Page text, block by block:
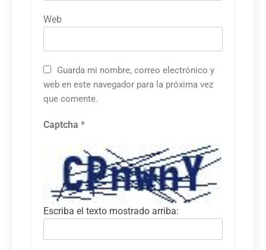
Web
Guarda mi nombre, correo electrónico y
web en este navegador para la próxima vez
que comente.
Captcha *
Escriba el texto mostrado arriba: